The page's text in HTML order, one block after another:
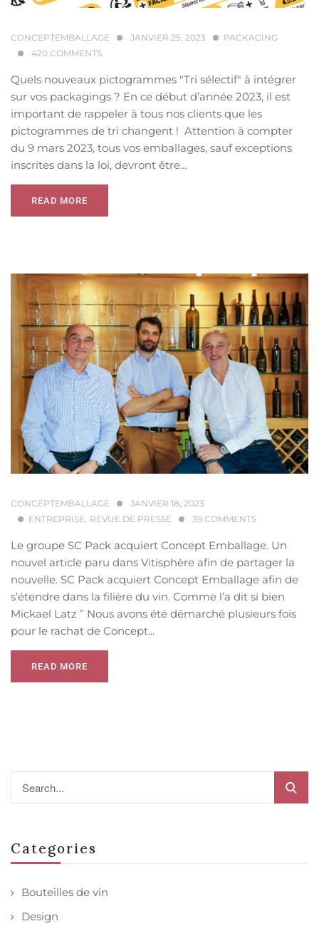
Categories
Bouteilles de vin
Design
CONCEPTEMBALLAGE JANVIER 25, 2023
PACKAGING
420 COMMENTS
Quels nouveaux pictogrammes "Tri sélectif" à intégrer
sur vos packagings ? En ce début d’année 2023, il est
important de rappeler à tous nos clients que les
pictogrammes de tri changent ! Attention à compter
du 9 mars 2023, tous vos emballages, sauf exceptions
inscrites dans la loi, devront être...
READ MORE
CONCEPTEMBALLAGE
JANVIER 18, 2023
ENTREPRISE, REVUE DE PRESSE 39 COMMENTS
Le groupe SC Pack acquiert Concept Emballage. Un
nouvel article paru dans Vitisphère afin de partager la
nouvelle. SC Pack acquiert Concept Emballage afin de
s’étendre dans la filière du vin. Comme l’a dit si bien
Mickael Latz ” Nous avons été démarché plusieurs fois
pour le rachat de Concept...
READ MORE